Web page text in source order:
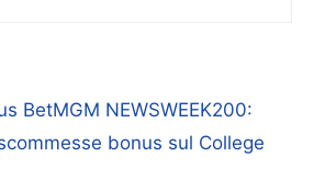
BetMGM NEWSWEEK200:
bonus sul College